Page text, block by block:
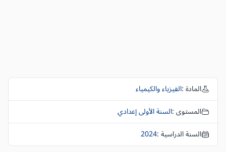
المادة :الفيزياء والكيمياء
المستوى :السنة الأولى إعدادي
السنة الدراسية :2024